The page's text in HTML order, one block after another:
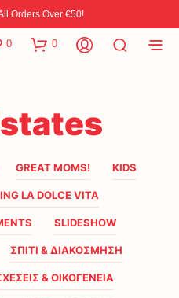
Orders Over €50!
0 0
GREAT MOMS! KIDS
LA DOLCE VITA
SLIDESHOW
ΣΠΙΤΙ & ΔΙΑΚΟΣΜΗΣΗ
& ΟΙΚΟΓΕΝΕΙΑ